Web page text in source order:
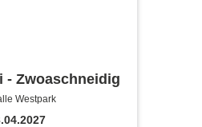
- Zwoaschneidig
Westpark